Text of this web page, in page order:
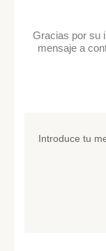
Gracias por su
mensaje a